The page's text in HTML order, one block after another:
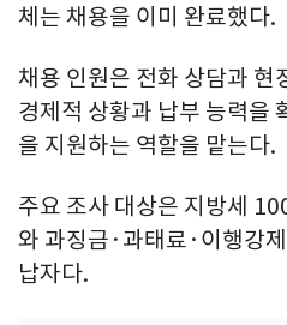
체는 채용을 이미 완료했다.
채용 인원은 전화 상담과 현
경제적 상황과 납부 능력을
을 지원하는 역할을 맡는다.
주요 조사 대상은 지방세
와 과징금·과태료·이행강
납자다.